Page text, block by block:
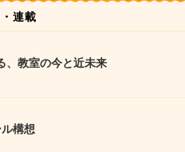
連載
、教室の今と近未来
構想